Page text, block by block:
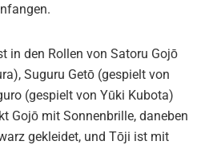
in den Rollen von Satoru Gojō
Suguru Getō (gespielt von
(gespielt von Yūki Kubota)
Gojō mit Sonnenbrille, daneben
gekleidet, und Tōji ist mit